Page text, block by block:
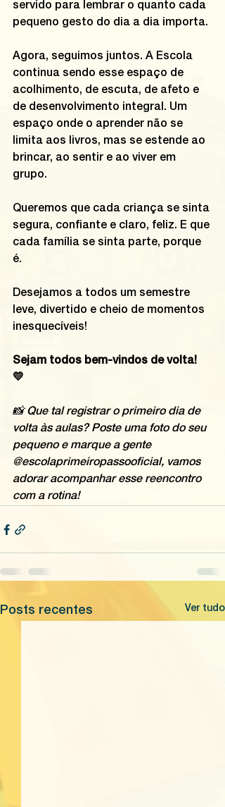
servido para lembrar o quanto cada
pequeno gesto do dia a dia importa.
Agora, seguimos juntos. A Escola
continua sendo esse espaço de
acolhimento, de escuta, de afeto e
de desenvolvimento integral. Um
espaço onde o aprender não se
limita aos livros, mas se estende ao
brincar, ao sentir e ao viver em
grupo.
Queremos que cada criança se sinta
segura, confiante e claro, feliz. E que
cada família se sinta parte, porque
é.
Desejamos a todos um semestre
leve, divertido e cheio de momentos
inesquecíveis!
Sejam todos bem-vindos de volta!
💛
📸 Que tal registrar o primeiro dia de
volta às aulas? Poste uma foto do seu
pequeno e marque a gente
@escolaprimeiropassooficial, vamos
adorar acompanhar esse reencontro
com a rotina!
Posts recentes Ver tudo